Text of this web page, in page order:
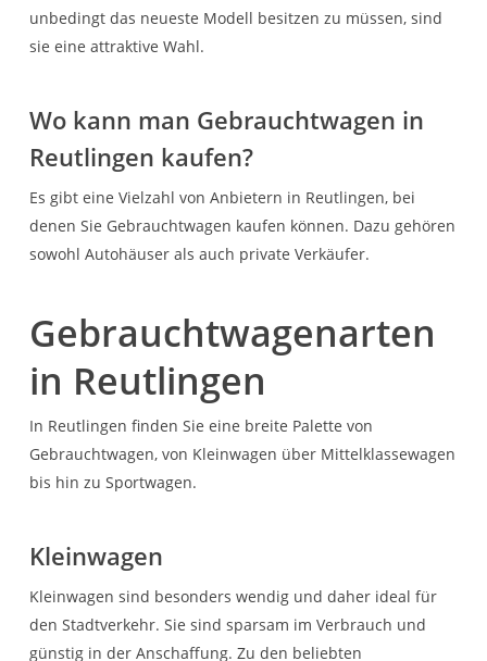
unbedingt das neueste Modell besitzen zu müssen, sind
sie eine attraktive Wahl.
Wo kann man Gebrauchtwagen in
Reutlingen kaufen?
Es gibt eine Vielzahl von Anbietern in Reutlingen, bei
denen Sie Gebrauchtwagen kaufen können. Dazu gehören
sowohl Autohäuser als auch private Verkäufer.
Gebrauchtwagenarten
in Reutlingen
In Reutlingen finden Sie eine breite Palette von
Gebrauchtwagen, von Kleinwagen über Mittelklassewagen
bis hin zu Sportwagen.
Kleinwagen
Kleinwagen sind besonders wendig und daher ideal für
den Stadtverkehr. Sie sind sparsam im Verbrauch und
günstig in der Anschaffung. Zu den beliebten